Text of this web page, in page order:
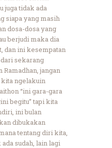
juga tidak ada
siapa yang masih
dosa-dosa yang
berjudi maka dia
dan ini kesempatan
sekarang
Ramadhan, jangan
ngelakuin
“ini gara-gara
begitu” tapi kita
ini bulan
dibukakan
tentang diri kita,
sudah, lain lagi